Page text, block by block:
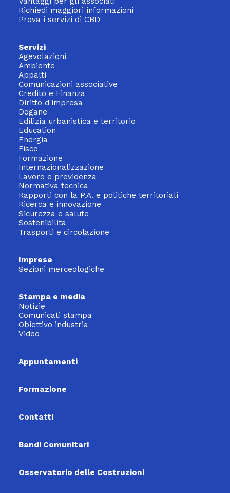
Richiedi maggiori informazioni
Prova i servizi di CBD
Servizi
Agevolazioni
Ambiente
Appalti
Comunicazioni associative
Credito e Finanza
Diritto d'impresa
Dogane
Edilizia urbanistica e territorio
Education
Energia
Fisco
Formazione
Internazionalizzazione
Lavoro e previdenza
Normativa tecnica
Rapporti con la P.A. e politiche territoriali
Ricerca e innovazione
Sicurezza e salute
Sostenibilita
Trasporti e circolazione
Imprese
Sezioni merceologiche
Stampa e media
Notizie
Comunicati stampa
Obiettivo industria
Video
Appuntamenti
Formazione
Contatti
Bandi Comunitari
Osservatorio delle Costruzioni